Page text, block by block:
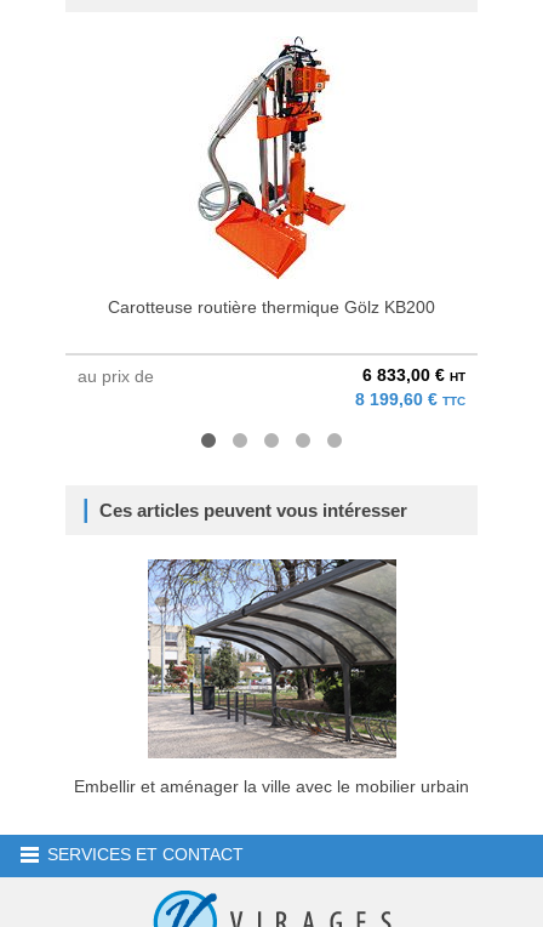
Carotteuse routière thermique Gölz KB200
au prix de 6 833,00 € HT
8 199,60 € TTC
Ces articles peuvent vous intéresser
Embellir et aménager la ville avec le mobilier urbain
SERVICES ET CONTACT